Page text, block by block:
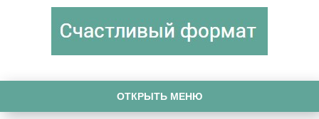
ОТКРЫТЬ МЕНЮ